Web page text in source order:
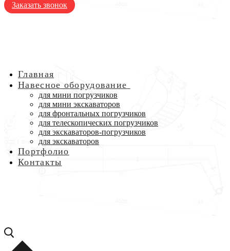
Заказать звонок
Главная
Навесное оборудование
для мини погрузчиков
для мини экскаваторов
для фронтальных погрузчиков
для телескопических погрузчиков
для экскаваторов-погрузчиков
для экскаваторов
Портфолио
Контакты